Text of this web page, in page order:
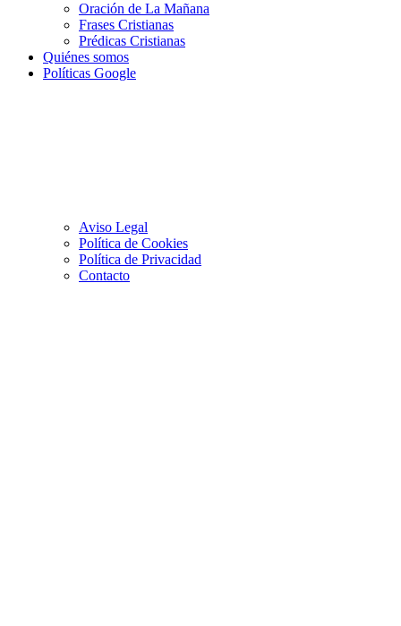
Oración de La Mañana
Frases Cristianas
Prédicas Cristianas
Quiénes somos
Políticas Google
Aviso Legal
Política de Cookies
Política de Privacidad
Contacto